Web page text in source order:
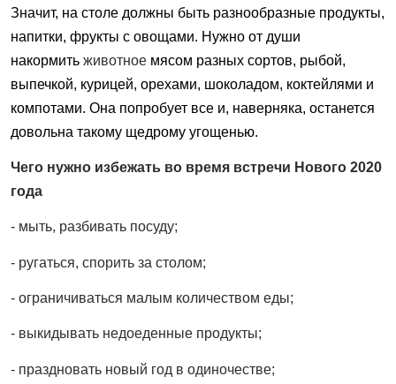
Значит, на столе должны быть разнообразные продукты,
напитки, фрукты с овощами. Нужно от души
накормить животное мясом разных сортов, рыбой,
выпечкой, курицей, орехами, шоколадом, коктейлями и
компотами. Она попробует все и, наверняка, останется
довольна такому щедрому угощенью.
Чего нужно избежать во время встречи Нового 2020
года
- мыть, разбивать посуду;
- ругаться, спорить за столом;
- ограничиваться малым количеством еды;
- выкидывать недоеденные продукты;
- праздновать новый год в одиночестве;